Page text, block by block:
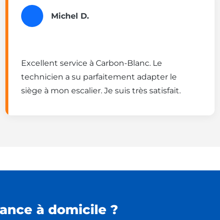
Michel D.
Excellent service à Carbon-Blanc. Le
technicien a su parfaitement adapter le
siège à mon escalier. Je suis très satisfait.
à domicile ?